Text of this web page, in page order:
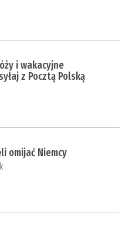
i wakacyjne
z Pocztą Polską
omijać Niemcy